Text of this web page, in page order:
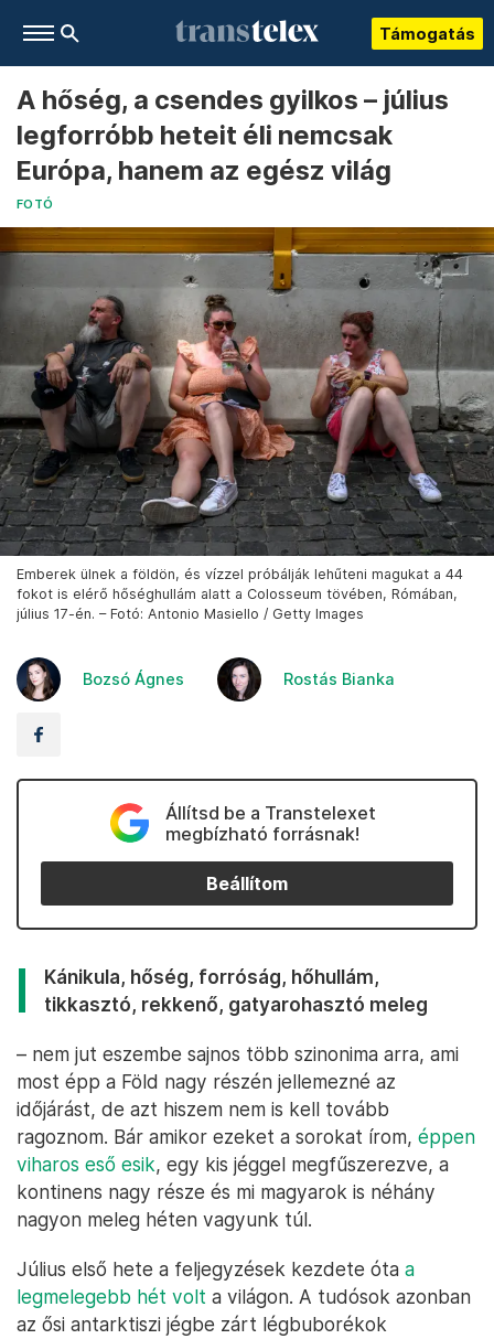
Támogatás
A hőség, a csendes gyilkos – július
legforróbb heteit éli nemcsak
Európa, hanem az egész világ
FOTÓ
Emberek ülnek a földön, és vízzel próbálják lehűteni magukat a 44
fokot is elérő hőséghullám alatt a Colosseum tövében, Rómában,
július 17-én. – Fotó: Antonio Masiello / Getty Images
Bozsó Ágnes Rostás Bianka
Állítsd be a Transtelexet
megbízható forrásnak!
Beállítom
Kánikula, hőség, forróság, hőhullám,
tikkasztó, rekkenő, gatyarohasztó meleg
– nem jut eszembe sajnos több szinonima arra, ami
most épp a Föld nagy részén jellemezné az
időjárást, de azt hiszem nem is kell tovább
ragoznom. Bár amikor ezeket a sorokat írom, éppen
viharos eső esik, egy kis jéggel megfűszerezve, a
kontinens nagy része és mi magyarok is néhány
nagyon meleg héten vagyunk túl.
Július első hete a feljegyzések kezdete óta a
legmelegebb hét volt a világon. A tudósok azonban
az ősi antarktiszi jégbe zárt légbuborékok